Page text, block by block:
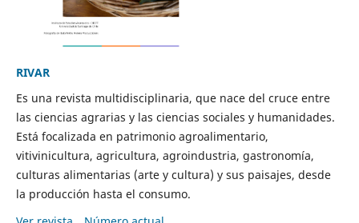
RIVAR
Es una revista multidisciplinaria, que nace del cruce entre
las ciencias agrarias y las ciencias sociales y humanidades.
Está focalizada en patrimonio agroalimentario,
vitivinicultura, agricultura, agroindustria, gastronomía,
culturas alimentarias (arte y cultura) y sus paisajes, desde
la producción hasta el consumo.